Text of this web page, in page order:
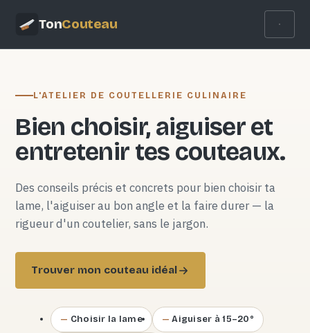
TonCouteau
L'ATELIER DE COUTELLERIE CULINAIRE
Bien choisir, aiguiser et
entretenir tes couteaux.
Des conseils précis et concrets pour bien choisir ta
lame, l'aiguiser au bon angle et la faire durer — la
rigueur d'un coutelier, sans le jargon.
Trouver mon couteau idéal
Choisir la lame Aiguiser à 15–20°